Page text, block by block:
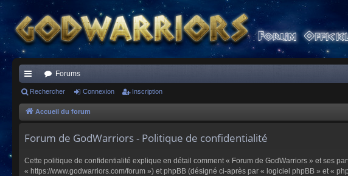
ac
co
s
Forums
Rechercher Connexion Inscription
Accueil du forum
Forum de GodWarriors - Politique de confidentialité
Cette politique de confidentialité explique en détail comment « Forum de GodWarriors » et ses
« https://www.godwarriors.com/forum ») et phpBB (désigné ci-après par « logiciel phpBB » et «